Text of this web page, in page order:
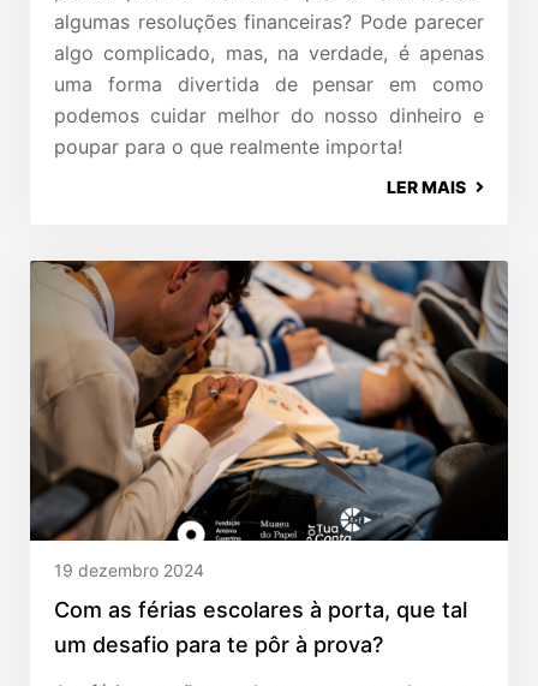
algumas resoluções financeiras? Pode parecer
algo complicado, mas, na verdade, é apenas
uma forma divertida de pensar em como
podemos cuidar melhor do nosso dinheiro e
poupar para o que realmente importa!
LER MAIS
19 dezembro 2024
Com as férias escolares à porta, que tal
um desafio para te pôr à prova?